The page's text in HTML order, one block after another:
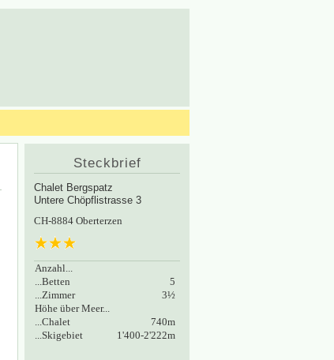
Steckbrief
Chalet Bergspatz
Untere Chöpflistrasse 3
CH-8884 Oberterzen
Anzahl...
...Betten
5
...Zimmer
3½
Höhe über Meer...
...Chalet
740m
...Skigebiet
1'400-2'222m